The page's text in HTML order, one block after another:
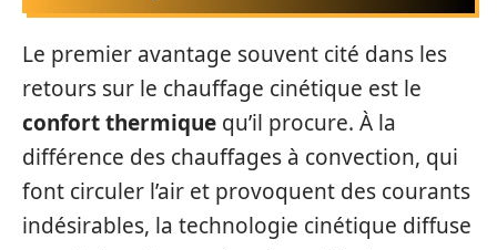
Le premier avantage souvent cité dans les
retours sur le chauffage cinétique est le
confort thermique qu’il procure. À la
différence des chauffages à convection, qui
font circuler l’air et provoquent des courants
indésirables, la technologie cinétique diffuse